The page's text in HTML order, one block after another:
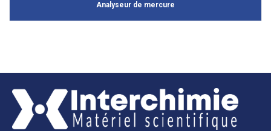
Analyseur de mercure